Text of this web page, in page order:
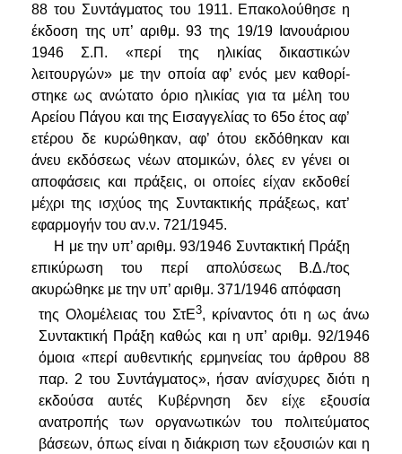
88 του Συντάγματος του 1911. Επακολούθησε η
έκδοση της υπ’ αριθμ. 93 της 19/19 Ιανουάριου
1946 Σ.Π. «περί της ηλικίας δικαστικών
λειτουργών»με την οποία αφ’ ενός μεν καθορί­
στηκε ως ανώτατο όριο ηλικίας για τα μέλη του
Αρείου Πάγου και της Εισαγγελίας το 65ο έτος αφ’
ετέρου δε κυρώθηκαν, αφ’ ότου εκδόθηκαν και
άνευ εκδόσεως νέων ατομικών, όλες εν γένειoι
αποφάσεις και πράξεις, οι οποίες είχαν εκδοθεί
μέχρι της ισχύος της Συντακτικής πράξεως, κατ’
εφαρμογήν του αν.ν. 721/1945.
Η με την υπ’ αριθμ. 93/1946 Συντακτική Πράξη
επικύρωση του περί απολύσεως Β.Δ./τος
ακυρώθηκε με την υπ’ αριθμ. 371/1946 απόφαση
της Ολομέλειας του ΣτΕ3, κρίναντος ότι η ως άνω
Συντακτική Πράξη καθώς και η υπ’ αριθμ. 92/1946
όμοια «περί αυθεντικής ερμηνείας του άρθρου 88
παρ. 2 του Συντάγματος», ήσαν ανίσχυρες διότι η
εκδούσα αυτές Κυβέρνηση δεν είχε εξουσία
ανατροπής των οργανωτικών του πολιτεύματος
βάσεων, όπως είναι η διάκριση των εξουσιών και η